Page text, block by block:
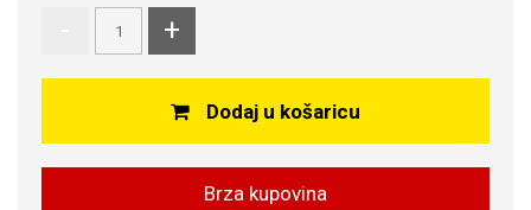
+
Dodaj u košaricu
Brza kupovina